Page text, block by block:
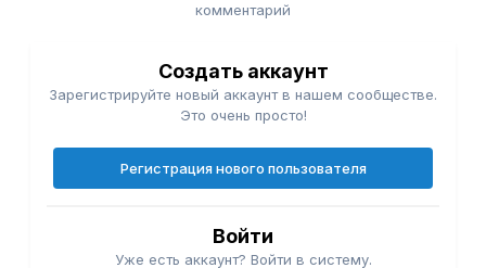
комментарий
Создать аккаунт
Зарегистрируйте новый аккаунт в нашем сообществе.
Это очень просто!
Регистрация нового пользователя
Войти
Уже есть аккаунт? Войти в систему.